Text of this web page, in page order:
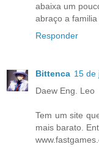
abaixa um
abraço a familia
Responder
Bittenca 15 de
Daew Eng. Leo
Tem um site
mais barato.